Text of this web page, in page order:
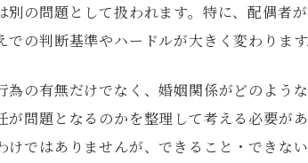
別の問題として扱われます。特に、配偶者
の判断基準やハードルが大きく変わります
の有無だけでなく、婚姻関係がどのような
問題となるのかを整理して考える必要が
ではありませんが、できること・できな